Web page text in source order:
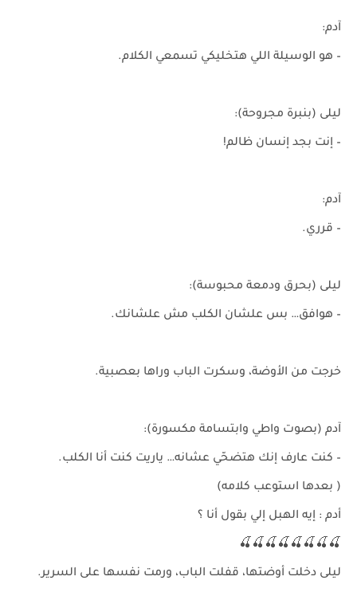
آدم:
– هو الوسيلة اللي هتخليكي تسمعي الكلام.
ليلى (بنبرة مجروحة):
– إنت بجد إنسان ظالم!
آدم:
– قرري.
ليلى (بحرق ودمعة محبوسة):
– هوافق… بس علشان الكلب مش علشانك.
خرجت من الأوضة، وسكرت الباب وراها بعصبية.
آدم (بصوت واطي وابتسامة مكسورة):
– كنت عارف إنك هتضحّي عشانه… ياريت كنت أنا الكلب.
( بعدها استوعب كلامه)
أدم : إيه الهبل إلي بقول أنا ؟
🍒🍒🍒🍒🍒🍒🍒🍒
ليلى دخلت أوضتها، قفلت الباب، ورمت نفسها على السرير.